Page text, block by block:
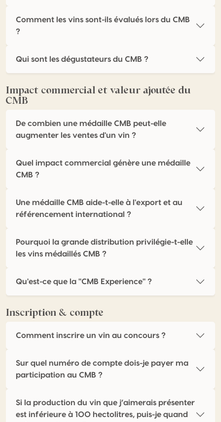
Comment les vins sont-ils évalués lors du CMB
?
Qui sont les dégustateurs du CMB ?
Impact commercial et valeur ajoutée du
CMB
De combien une médaille CMB peut-elle
augmenter les ventes d'un vin ?
Quel impact commercial génère une médaille
CMB ?
Une médaille CMB aide-t-elle à l'export et au
référencement international ?
Pourquoi la grande distribution privilégie-t-elle
les vins médaillés CMB ?
Qu'est-ce que la "CMB Experience" ?
Inscription & compte
Comment inscrire un vin au concours ?
Sur quel numéro de compte dois-je payer ma
participation au CMB ?
Si la production du vin que j’aimerais présenter
est inférieure à 100 hectolitres, puis-je quand